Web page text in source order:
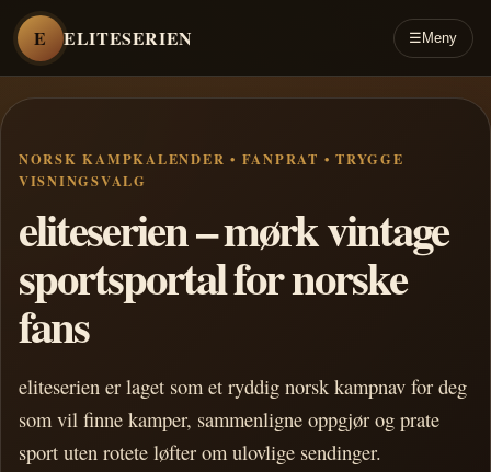
E ELITESERIEN ☰ Meny
NORSK KAMPKALENDER • FANPRAT • TRYGGE
VISNINGSVALG
eliteserien – mørk vintage
sportsportal for norske
fans
eliteserien er laget som et ryddig norsk kampnav for deg
som vil finne kamper, sammenligne oppgjør og prate
sport uten rotete løfter om ulovlige sendinger.